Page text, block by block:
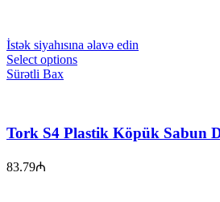
İstək siyahısına əlavə edin
Select options
Sürətli Bax
Tork S4 Plastik Köpük Sabun
83.79₼